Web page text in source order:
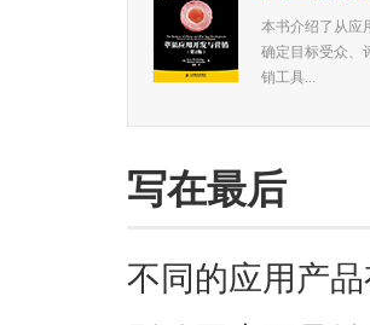
本书介绍了从应
确定目标受众、
销工具...
写在最后
不同的应用产